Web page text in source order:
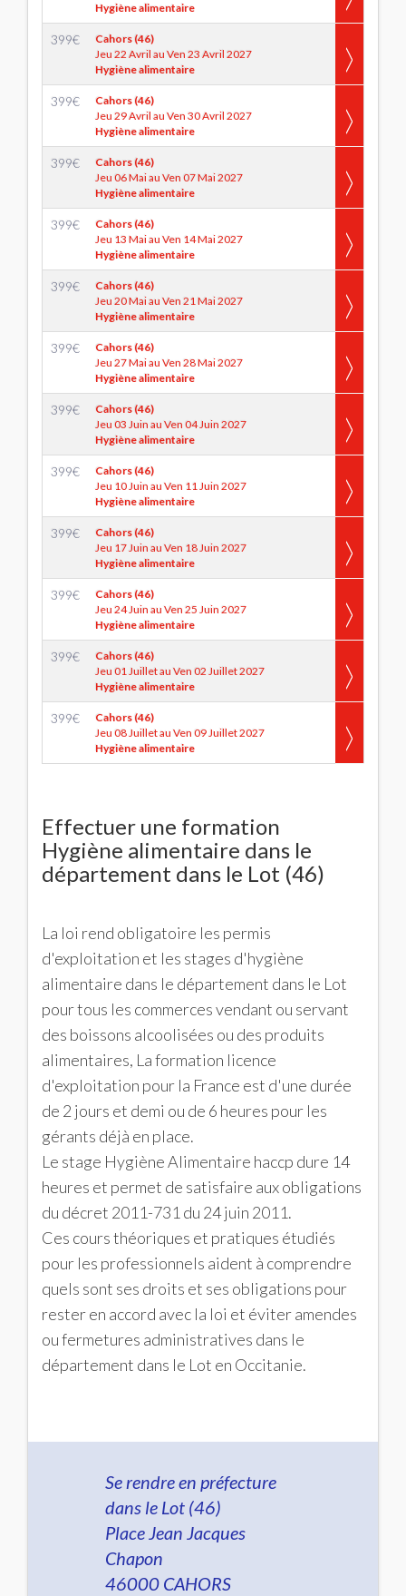
Hygiène alimentaire
399€
Cahors (46)
Jeu 22 Avril au Ven 23 Avril 2027
Hygiène alimentaire
399€
Cahors (46)
Jeu 29 Avril au Ven 30 Avril 2027
Hygiène alimentaire
399€
Cahors (46)
Jeu 06 Mai au Ven 07 Mai 2027
Hygiène alimentaire
399€
Cahors (46)
Jeu 13 Mai au Ven 14 Mai 2027
Hygiène alimentaire
399€
Cahors (46)
Jeu 20 Mai au Ven 21 Mai 2027
Hygiène alimentaire
399€
Cahors (46)
Jeu 27 Mai au Ven 28 Mai 2027
Hygiène alimentaire
399€
Cahors (46)
Jeu 03 Juin au Ven 04 Juin 2027
Hygiène alimentaire
399€
Cahors (46)
Jeu 10 Juin au Ven 11 Juin 2027
Hygiène alimentaire
399€
Cahors (46)
Jeu 17 Juin au Ven 18 Juin 2027
Hygiène alimentaire
399€
Cahors (46)
Jeu 24 Juin au Ven 25 Juin 2027
Hygiène alimentaire
399€
Cahors (46)
Jeu 01 Juillet au Ven 02 Juillet 2027
Hygiène alimentaire
399€
Cahors (46)
Jeu 08 Juillet au Ven 09 Juillet 2027
Hygiène alimentaire
Effectuer une formation
Hygiène alimentaire dans le
département dans le Lot (46)
La loi rend obligatoire les permis
d'exploitation et les stages d'hygiène
alimentaire dans le département dans le Lot
pour tous les commerces vendant ou servant
des boissons alcoolisées ou des produits
alimentaires, La formation licence
d'exploitation pour la France est d'une durée
de 2 jours et demi ou de 6 heures pour les
gérants déjà en place.
Le stage Hygiène Alimentaire haccp dure 14
heures et permet de satisfaire aux obligations
du décret 2011-731 du 24 juin 2011.
Ces cours théoriques et pratiques étudiés
pour les professionnels aident à comprendre
quels sont ses droits et ses obligations pour
rester en accord avec la loi et éviter amendes
ou fermetures administratives dans le
département dans le Lot en Occitanie.
Se rendre en préfecture
dans le Lot (46)
Place Jean Jacques
Chapon
46000 CAHORS